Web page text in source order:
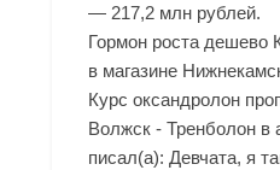
— 217,2 млн рублей.
Гормон роста дешево
в магазине
Курс оксандролон
Волжск - Тренболон в
писал(а): Девчата, я